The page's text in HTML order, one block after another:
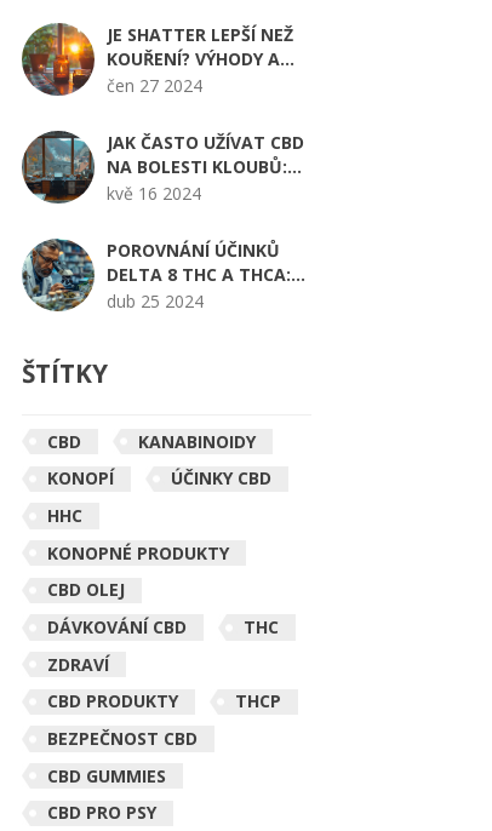
JE SHATTER LEPŠÍ NEŽ
KOUŘENÍ? VÝHODY A
NEVÝHODY SHATTERU
čen 27 2024
JAK ČASTO UŽÍVAT CBD
NA BOLESTI KLOUBŮ:
KOMPLETNÍ PRŮVODCE
kvě 16 2024
POROVNÁNÍ ÚČINKŮ
DELTA 8 THC A THCA:
KTERÝ Z NICH JE
dub 25 2024
ŠTÍTKY
CBD
KANABINOIDY
KONOPÍ
ÚČINKY CBD
HHC
KONOPNÉ PRODUKTY
CBD OLEJ
DÁVKOVÁNÍ CBD
THC
ZDRAVÍ
CBD PRODUKTY
THCP
BEZPEČNOST CBD
CBD GUMMIES
CBD PRO PSY